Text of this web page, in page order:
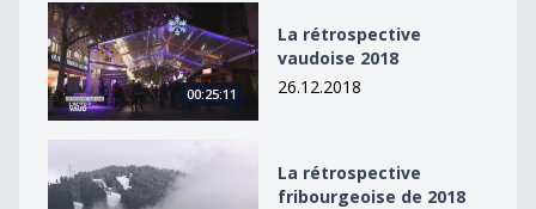
La rétrospective vaudoise 2018
00:25:11
La rétrospective
vaudoise 2018
26.12.2018
La rétrospective
fribourgeoise de 2018